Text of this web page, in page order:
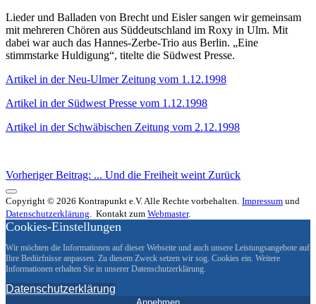
Lieder und Balladen von Brecht und Eisler sangen wir gemeinsam
mit mehreren Chören aus Süddeutschland im Roxy in Ulm. Mit
dabei war auch das Hannes-Zerbe-Trio aus Berlin. „Eine
stimmstarke Huldigung“, titelte die Südwest Presse.
Artikel in der Neu-Ulmer Zeitung vom 1.12.1998
Artikel in der Südwest Presse vom 1.12.1998
Artikel in der Schwäbischen Zeitung vom 2.12.1998
Vorheriger Beitrag: ... Und die Freiheit weint Zurück
Copyright © 2026 Kontrapunkt e.V. Alle Rechte vorbehalten. Impressum und
Datenschutzerklärung . Kontakt zum Webmaster.
Cookies-Einstellungen
Wir möchten die Informationen auf dieser Webseite und auch unsere Leistungsangebote auf
Ihre Bedürfnisse anpassen. Zu diesem Zweck setzen wir sog. Cookies ein. Weitere
Informationen erhalten Sie in unserer Datenschutzerklärung.
Datenschutzerklärung